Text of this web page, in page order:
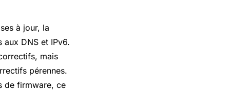
à jour, la
DNS et IPv6.
mais
pérennes.
de firmware, ce